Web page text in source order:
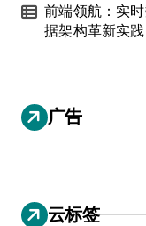
前端领航：实
据架构革新实践
广告
云标签